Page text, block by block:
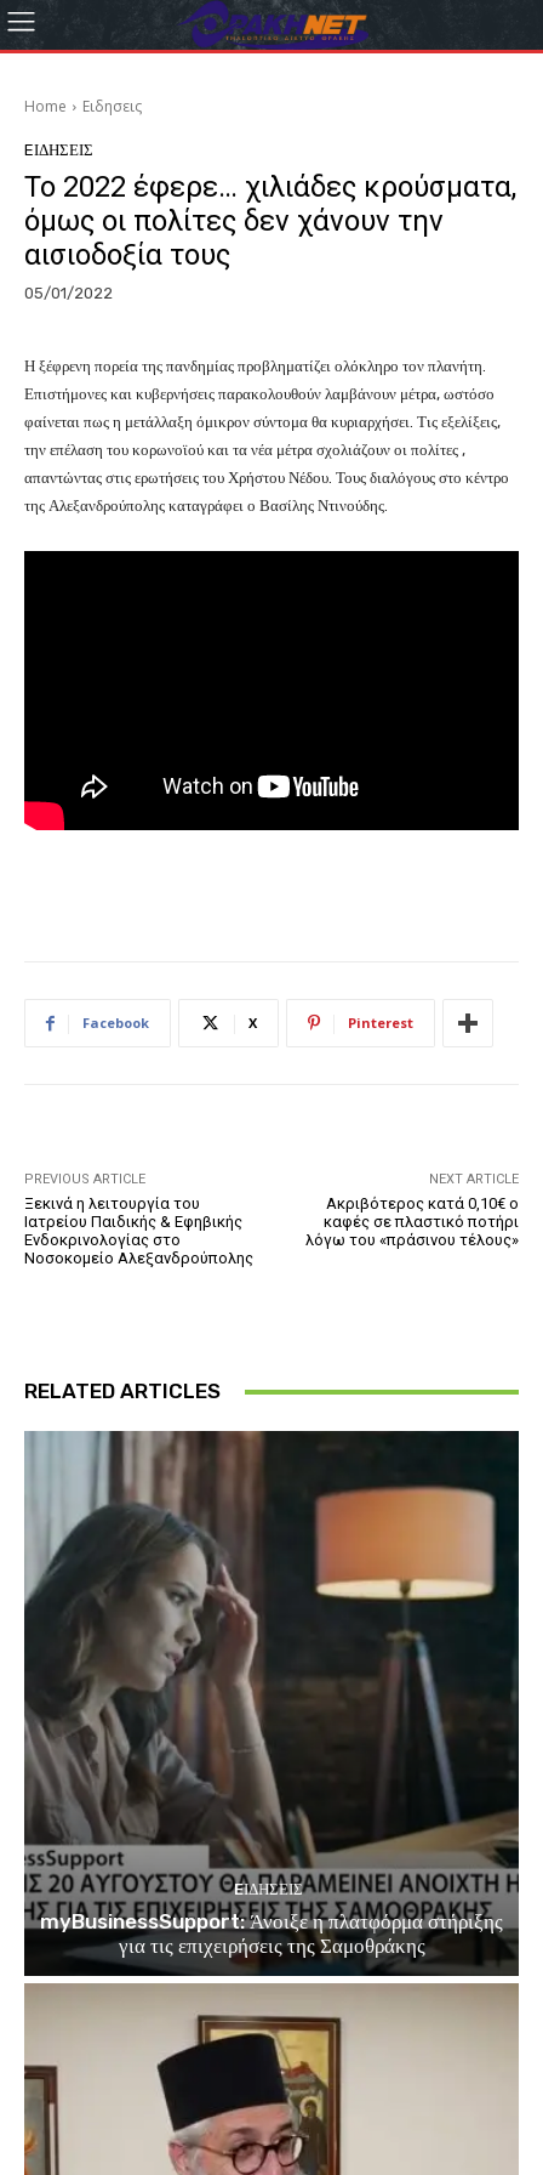
Home Eιδησεις
EΙΔΗΣΕΙΣ
Το 2022 έφερε… χιλιάδες κρούσματα,
όμως οι πολίτες δεν χάνουν την
αισιοδοξία τους
05/01/2022
Η ξέφρενη πορεία της πανδημίας προβληματίζει ολόκληρο τον πλανήτη.
Επιστήμονες και κυβερνήσεις παρακολουθούν λαμβάνουν μέτρα, ωστόσο
φαίνεται πως η μετάλλαξη όμικρον σύντομα θα κυριαρχήσει. Τις εξελίξεις,
την επέλαση του κορωνοϊού και τα νέα μέτρα σχολιάζουν οι πολίτες ,
απαντώντας στις ερωτήσεις του Χρήστου Νέδου. Τους διαλόγους στο κέντρο
της Αλεξανδρούπολης καταγράφει ο Βασίλης Ντινούδης.
Facebook X Pinterest
PREVIOUS ARTICLE
Ξεκινά η λειτουργία του
Ιατρείου Παιδικής & Εφηβικής
Ενδοκρινολογίας στο
Νοσοκομείο Αλεξανδρούπολης
NEXT ARTICLE
Ακριβότερος κατά 0,10€ ο
καφές σε πλαστικό ποτήρι
λόγω του «πράσινου τέλους»
RELATED ARTICLES
EΙΔΗΣΕΙΣ
myBusinessSupport: Άνοιξε η πλατφόρμα στήριξης
για τις επιχειρήσεις της Σαμοθράκης